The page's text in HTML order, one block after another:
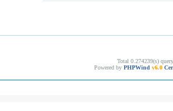
Total 0.274239(s)
Powered by PHPWind v6.0